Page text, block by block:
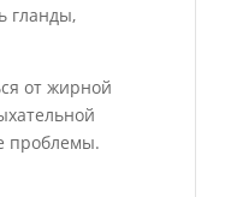
гланды,
от жирной
проблемы.